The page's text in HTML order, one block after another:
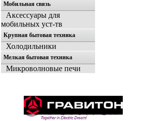
Мобильная связь
Аксессуары для
мобильных уст-тв
Крупная бытовая техника
Холодильники
Мелкая бытовая техника
Микроволновые печи